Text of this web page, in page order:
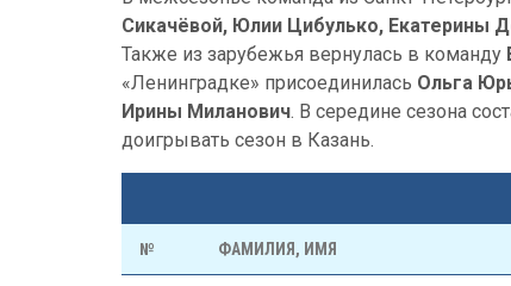
Сикачёвой, Юлии Цибулько, Екатерины
Также из зарубежья вернулась в команду
«Ленинградке» присоединилась Ольга
Ирины Миланович. В середине сезона
доигрывать сезон в Казань.
№ ФАМИЛИЯ, ИМЯ